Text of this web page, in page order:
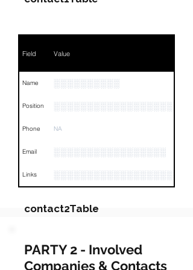
Field Value
Name ░░░░░░░░░░
Position ░░░░░░░░░░░░░░░░░░░░
Phone NA
Email ░░░░░░░░░░░░░░░░░
Links
contact2Table
Field Value
PARTY 2 - Involved
Companies & Contacts